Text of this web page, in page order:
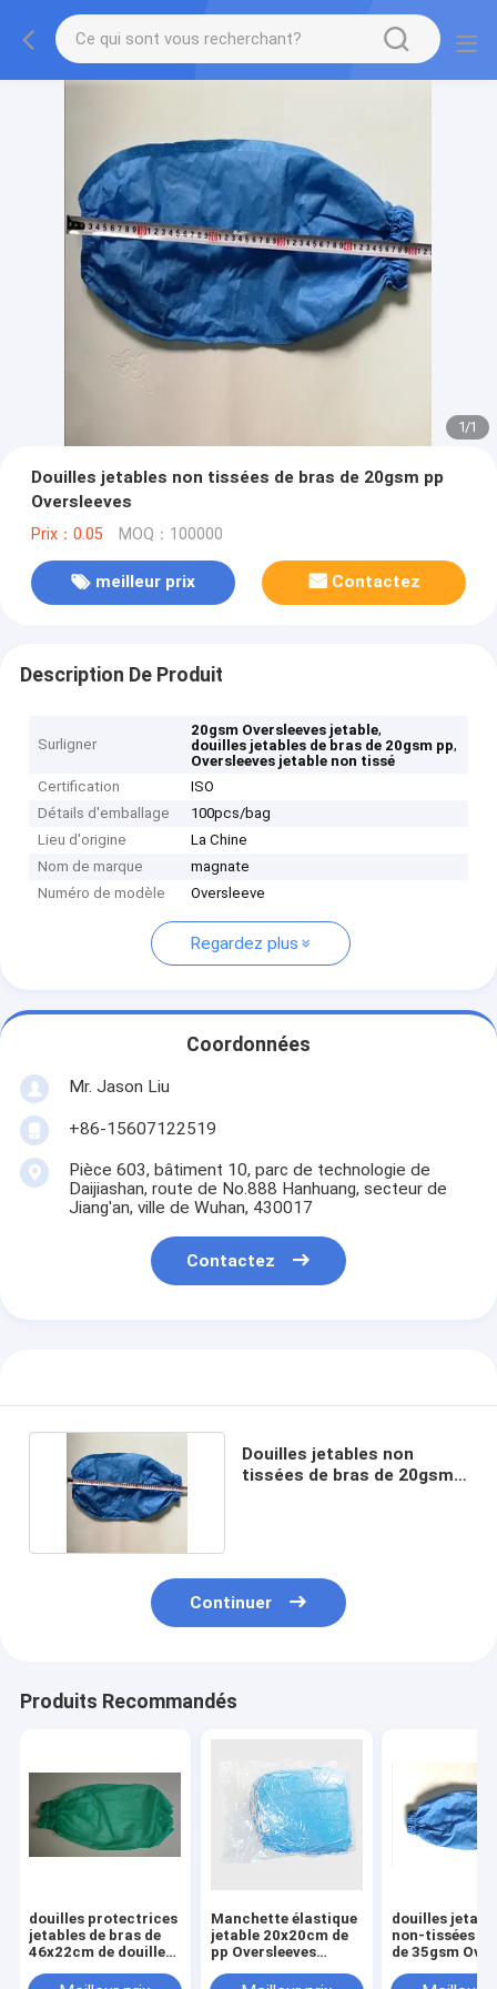
1/1
Douilles jetables non tissées de bras de 20gsm pp
Oversleeves
Prix：0.05 MOQ：100000
meilleur prix Contactez
Description De Produit
Surligner
20gsm Oversleeves jetable,
douilles jetables de bras de 20gsm pp,
Oversleeves jetable non tissé
Certification
ISO
Détails d'emballage
100pcs/bag
Lieu d'origine
La Chine
Nom de marque
magnate
Numéro de modèle
Oversleeve
Regardez plus
Coordonnées
Mr. Jason Liu
+86-15607122519
Pièce 603, bâtiment 10, parc de technologie de
Daijiashan, route de No.888 Hanhuang, secteur de
Jiang'an, ville de Wuhan, 430017
Contactez
Douilles jetables non
tissées de bras de 20gsm
Continuer
Produits Recommandés
douilles protectrices
jetables de bras de
46x22cm de douille
élastique jetable de
Manchette élastique
jetable 20x20cm de
pp Oversleeves
douilles
non-tissées
de 35gsm